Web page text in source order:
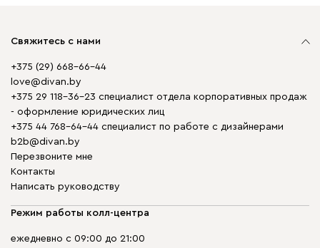
Свяжитесь с нами
+375 (29) 668-66-44
love@divan.by
+375 29 118-36-23 специалист отдела корпоративных продаж
- оформление юридических лиц
+375 44 768-64-44 специалист по работе с дизайнерами
b2b@divan.by
Перезвоните мне
Контакты
Написать руководству
Режим работы колл-центра
ежедневно с 09:00 до 21:00